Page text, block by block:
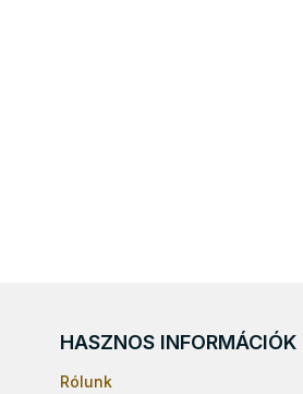
HASZNOS INFORMÁCIÓK
Rólunk